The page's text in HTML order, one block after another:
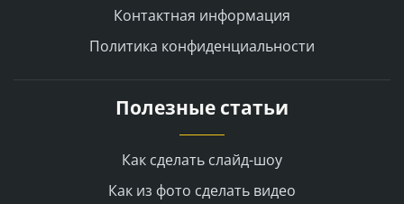
Контактная информация
Политика конфиденциальности
Полезные статьи
Как сделать слайд-шоу
Как из фото сделать видео